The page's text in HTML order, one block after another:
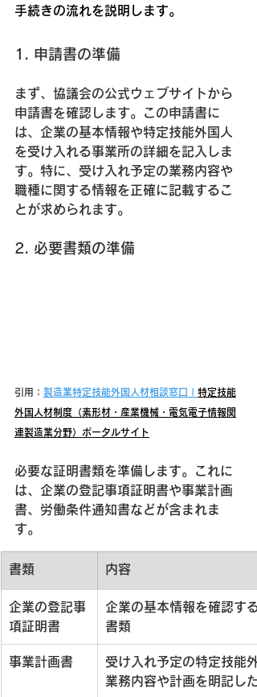
手続きの流れを説明します。
1. 申請書の準備
まず、協議会の公式ウェブサイトから
申請書を確認します。この申請書に
は、企業の基本情報や特定技能外国人
を受け入れる事業所の詳細を記入しま
す。特に、受け入れ予定の業務内容や
職種に関する情報を正確に記載するこ
とが求められます。
2. 必要書類の準備
引用： 製造業特定技能外国人材相談窓口 | 特定技能
外国人材制度（素形材・産業機械・電気電子情報関
連製造業分野）ポータルサイト
必要な証明書類を準備します。これに
は、企業の登記事項証明書や事業計画
書、労働条件通知書などが含まれま
す。
書類 内容
企業の登記事
項証明書
企業の基本情報を確認す
書類
事業計画書
受け入れ予定の特定技能
業務内容や計画を明記した